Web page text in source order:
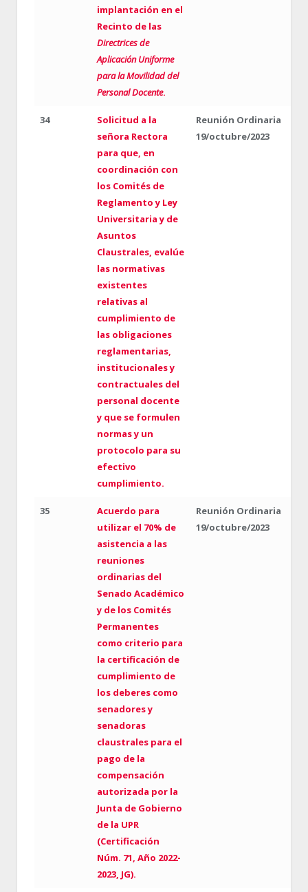
implantación en el
Recinto de las
Directrices de
Aplicación Uniforme
para la Movilidad del
Personal Docente.
34
Solicitud a la
señora Rectora
para que, en
coordinación con
los Comités de
Reglamento y Ley
Universitaria y de
Asuntos
Claustrales, evalúe
las normativas
existentes
relativas al
cumplimiento de
las obligaciones
reglamentarias,
institucionales y
contractuales del
personal docente
y que se formulen
normas y un
protocolo para su
efectivo
cumplimiento.
Reunión Ordinaria
19/octubre/2023
35
Acuerdo para
utilizar el 70% de
asistencia a las
reuniones
ordinarias del
Senado Académico
y de los Comités
Permanentes
como criterio para
la certificación de
cumplimiento de
los deberes como
senadores y
senadoras
claustrales para el
pago de la
compensación
autorizada por la
Junta de Gobierno
de la UPR
(Certificación
Núm. 71, Año 2022-
2023, JG).
Reunión Ordinaria
19/octubre/2023